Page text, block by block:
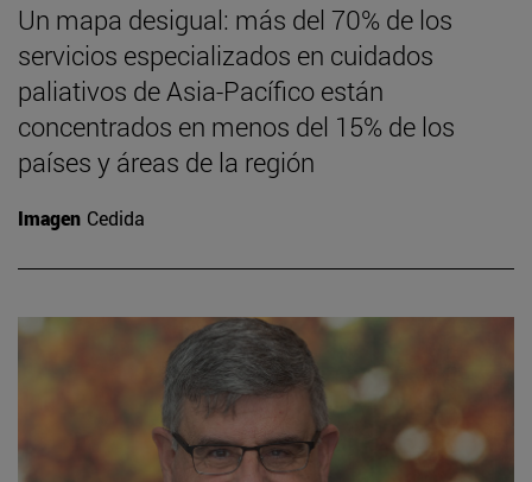
Un mapa desigual: más del 70% de los
servicios especializados en cuidados
paliativos de Asia-Pacífico están
concentrados en menos del 15% de los
países y áreas de la región
Imagen Cedida